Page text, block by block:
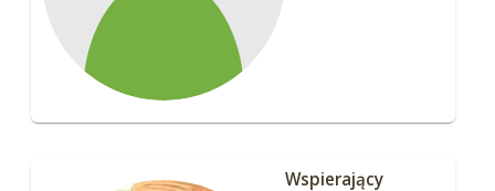
Wspierający